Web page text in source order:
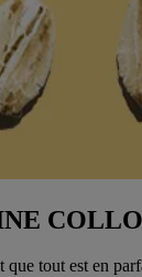
tout est en